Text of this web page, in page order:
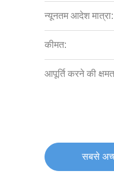
न्यूनतम आदेश मात्रा:
कीमत:
आपूर्ति करने की
सबसे